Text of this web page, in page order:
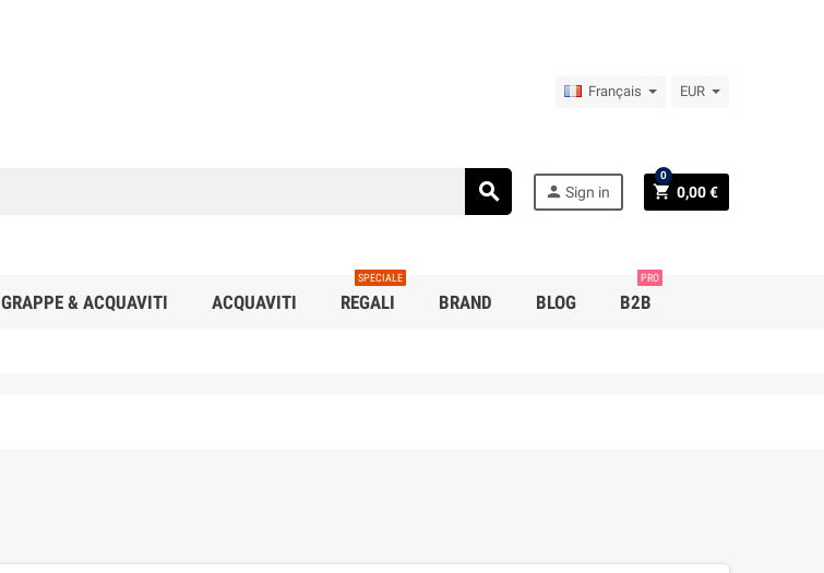
Français EUR
search person Sign in shopping_cart 0,00 €
0
GRAPPE & ACQUAVITI ACQUAVITI REGALI
SPECIALE
BRAND BLOG B2B
PRO